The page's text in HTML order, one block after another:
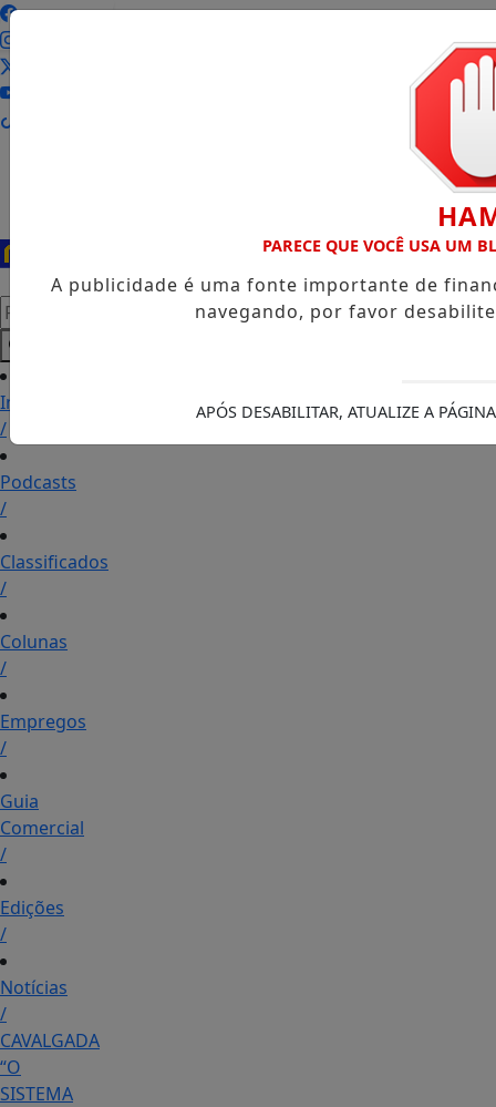
Pesquisar Notícia
Início
/
Podcasts
/
Classificados
/
Colunas
/
Empregos
/
Guia
Comercial
/
Edições
/
Notícias
/
CAVALGADA
“O
SISTEMA
PARECE QUE VOCÊ USA UM
A publicidade é uma fonte importante de
navegando, por favor
APÓS DESABILITAR, ATUALIZE A